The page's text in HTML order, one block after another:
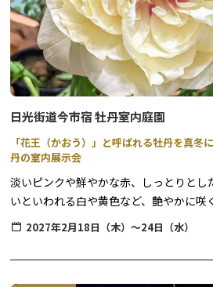
18：20 総ぶっつけ終了
18：30～ 手打ち式（本部に集合）
20：00～ 交通規制解除
日光街道今市宿 牡丹室内庭園
「花王（かおう）」と呼ばれる牡丹を真冬
丹の室内展示会
淡いピンクや鮮やかな赤、しっとりとし
いといわれる白や黄色など、艶やかに咲
ら、一足早い春を楽しみませんか？
牡丹は昔から、数ある花の中でもその
2027年2月18日（木）～24日（水）